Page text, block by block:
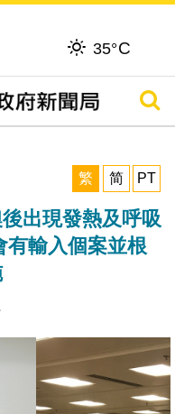
35°C
搜尋
繁
简 PT
出現發熱及呼吸
有輸入個案並根